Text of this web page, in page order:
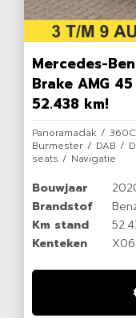
Mercedes-
Brake AMG
52.438 km!
Panoramadak /
Burmester / DAB /
seats / Navigatie
Bouwjaar
Brandstof
Km stand
Kenteken